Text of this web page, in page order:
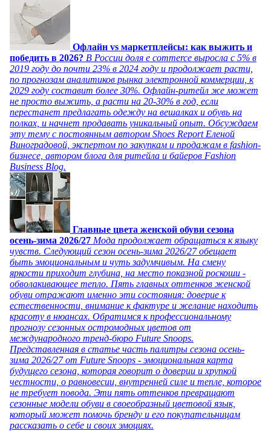
Офлайн vs маркетплейсы: как выжить и
победить в 2026? В России доля e commerce выросла с 5% в
2019 году до почти 23% в 2024 году и продолжает расти,
по прогнозам аналитиков рынка электронной коммерции, к
2029 году составит более 30%. Офлайн-ритейл же может
не просто выжить, а расти на 20-30% в год, если
перестанет предлагать одежду на вешалках и обувь на
полках, и начнет продавать уникальный опыт. Обсуждаем
эту тему с постоянным автором Shoes Report Еленой
Виноградовой, экспертом по закупкам и продажам в fashion-
бизнесе, автором блога для ритейла и байеров Fashion
Business Blog.
Главные цвета женской обуви сезона
осень-зима 2026/27 Мода продолжает обращаться к языку
чувств. Следующий сезон осень-зима 2026/27 обещает
быть эмоциональным и чуть задумчивым. На смену
яркости приходит глубина, на место показной роскоши -
обволакивающее тепло. Пять главных оттенков женской
обуви отражают именно эти состояния: доверие к
естественности, внимание к фактуре и желание находить
красоту в нюансах. Обратимся к профессиональному
прогнозу сезонных остромодных цветов от
международного тренд-бюро Future Snoops.
Представленная в статье часть палитры сезона осень-
зима 2026/27 от Future Snoops - эмоциональная карта
будущего сезона, которая говорит о доверии и хрупкой
честности, о равновесии, внутренней силе и тепле, которое
не требует повода. Эти пять оттенков превращают
сезонные модели обуви в своеобразный цветовой язык,
который может помочь бренду и его покупательницам
рассказать о себе и своих эмоциях.